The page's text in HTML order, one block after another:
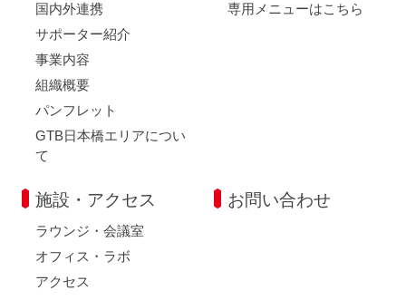
国内外連携
サポーター紹介
事業内容
組織概要
パンフレット
GTB日本橋エリアについ
て
専用メニューはこちら
施設・アクセス
ラウンジ・会議室
オフィス・ラボ
アクセス
お問い合わせ